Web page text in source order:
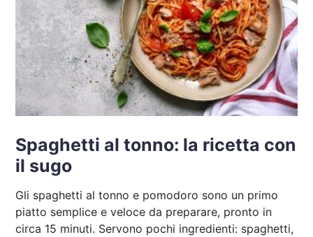
Spaghetti al tonno: la ricetta con
il sugo
Gli spaghetti al tonno e pomodoro sono un primo
piatto semplice e veloce da preparare, pronto in
circa 15 minuti. Servono pochi ingredienti: spaghetti,